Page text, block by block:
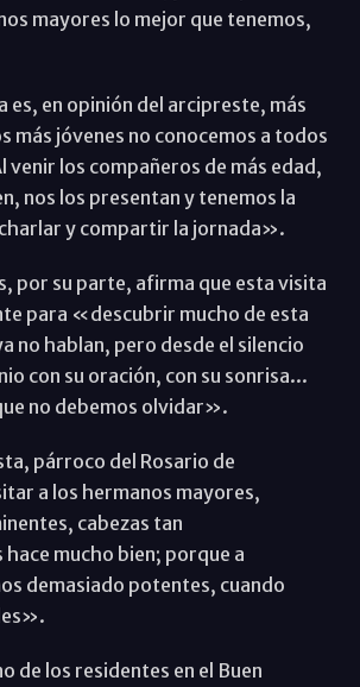
mayores lo mejor que tenemos,
es, en opinión del arcipreste, más
más jóvenes no conocemos a todos
venir los compañeros de más edad,
nos los presentan y tenemos la
y compartir la jornada».
por su parte, afirma que esta visita
para «descubrir mucho de esta
no hablan, pero desde el silencio
con su oración, con su sonrisa...
no debemos olvidar».
párroco del Rosario de
a los hermanos mayores,
cabezas tan
mucho bien; porque a
demasiado potentes, cuando
de los residentes en el Buen